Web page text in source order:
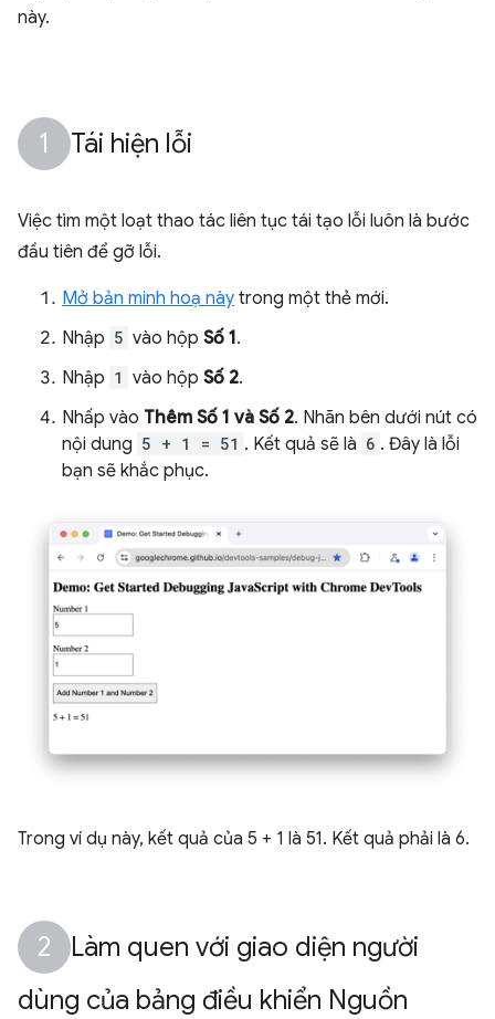
này.
Tái hiện lỗi
Việc tìm một loạt thao tác liên tục tái tạo lỗi luôn là bước
đầu tiên để gỡ lỗi.
Mở bản minh hoạ này trong một thẻ mới.
Nhập 5 vào hộp Số 1.
Nhập 1 vào hộp Số 2.
Nhấp vào Thêm Số 1 và Số 2. Nhãn bên dưới nút có
nội dung 5 + 1 = 51 . Kết quả sẽ là 6 . Đây là lỗi
bạn sẽ khắc phục.
Trong ví dụ này, kết quả của 5 + 1 là 51. Kết quả phải là 6.
Làm quen với giao diện người
dùng của bảng điều khiển Nguồn